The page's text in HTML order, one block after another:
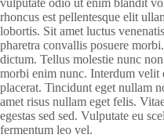
vulputate odio ut enim blandit
rhoncus est pellentesque elit
lobortis. Sit amet luctus
pharetra convallis posuere
dictum. Tellus molestie nunc
morbi enim nunc. Interdum velit
placerat. Tincidunt eget nullam
amet risus nullam eget felis.
egestas sed sed. Vulputate eu
fermentum leo vel.